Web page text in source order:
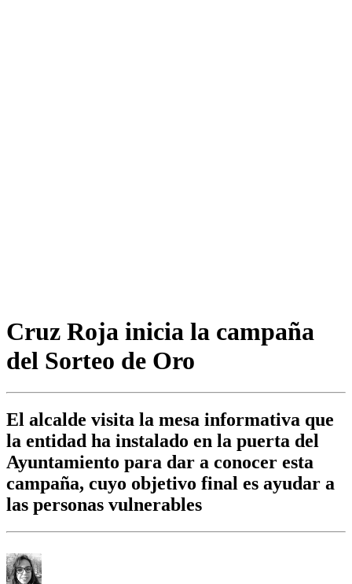
Cruz Roja inicia la campaña
del Sorteo de Oro
El alcalde visita la mesa informativa que
la entidad ha instalado en la puerta del
Ayuntamiento para dar a conocer esta
campaña, cuyo objetivo final es ayudar a
las personas vulnerables